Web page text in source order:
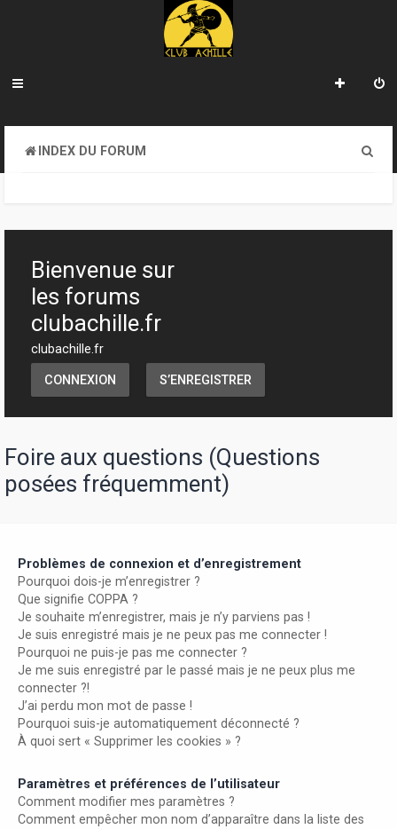
INDEX DU FORUM
h
Bienvenue sur
les forums
clubachille.fr
clubachille.fr
CONNEXION S’ENREGISTRER
Foire aux questions (Questions
posées fréquemment)
Problèmes de connexion et d’enregistrement
Pourquoi dois-je m’enregistrer ?
Que signifie COPPA ?
Je souhaite m’enregistrer, mais je n’y parviens pas !
Je suis enregistré mais je ne peux pas me connecter !
Pourquoi ne puis-je pas me connecter ?
Je me suis enregistré par le passé mais je ne peux plus me
connecter ?!
J’ai perdu mon mot de passe !
Pourquoi suis-je automatiquement déconnecté ?
À quoi sert « Supprimer les cookies » ?
Paramètres et préférences de l’utilisateur
Comment modifier mes paramètres ?
Comment empêcher mon nom d’apparaître dans la liste des